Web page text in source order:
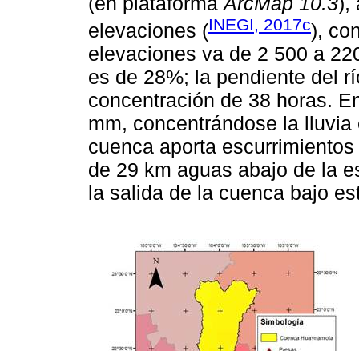
elevaciones (INEGI, 2017c),
elevaciones va de 2 500 a
es de 28%; la pendiente del
concentración de 38 horas.
mm, concentrándose la
cuenca aporta
de 29 km aguas abajo de la
la salida de la cuenca bajo